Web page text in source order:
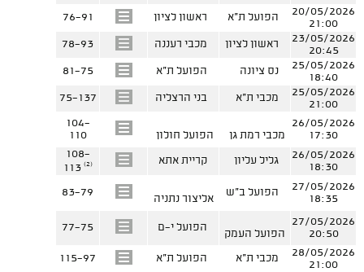
20/05/2026
21:00
הפועל ת"א ראשון לציון
76-91
23/05/2026
20:45
ראשון לציון מכבי רעננה
78-93
25/05/2026
18:40
נס ציונה הפועל ת"א
81-75
25/05/2026
21:00
מכבי ת"א בני הרצליה 75-137
26/05/2026
17:30
מכבי רמת גן הפועל חולון
104-
110
26/05/2026
18:30
גליל עליון קריית אתא
108-
113 (2)
27/05/2026
18:35
הפועל ב"ש
אליצור נתניה
83-79
27/05/2026
20:50
הפועל העמק
הפועל י-ם 77-75
28/05/2026
21:00
מכבי ת"א הפועל ת"א
115-97